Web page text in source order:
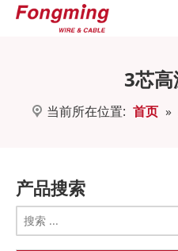
3芯
当前所在位置: 首页 »
产品搜索